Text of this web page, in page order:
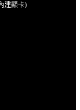
建顯卡)